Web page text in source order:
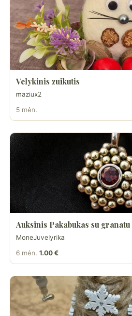
Velykinis zuikutis
maziux2
5 mėn.
Auksinis Pakabukas su granatu
MoneJuvelyrika
6 mėn. 1.00 €